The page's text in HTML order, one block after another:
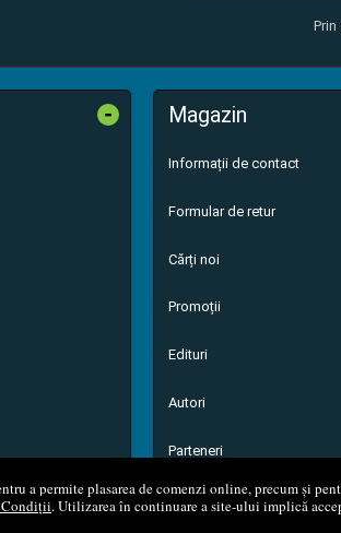
a permite plasarea de comenzi online, precum și
Condiții. Utilizarea în continuare a site-ului implică
- Magazin
Informații de contact
Formular de retur
Cărți noi
Promoții
Edituri
Autori
Parteneri
© 2008 - 2026 S.C.